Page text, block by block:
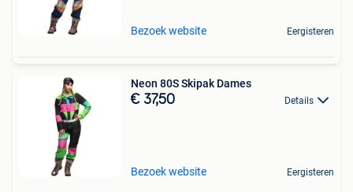
Bezoek website Eergisteren
Neon 80S Skipak Dames
€ 37,50 Details
Bezoek website Eergisteren